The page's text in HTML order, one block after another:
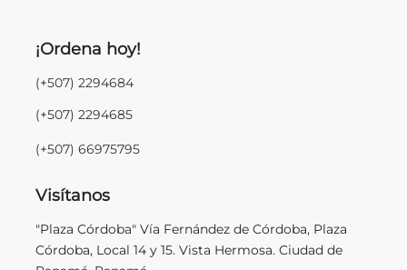
¡Ordena hoy!
(+507) 2294684
(+507) 2294685
(+507) 66975795
Visítanos
"Plaza Córdoba" Vía Fernández de Córdoba, Plaza
Córdoba, Local 14 y 15. Vista Hermosa. Ciudad de